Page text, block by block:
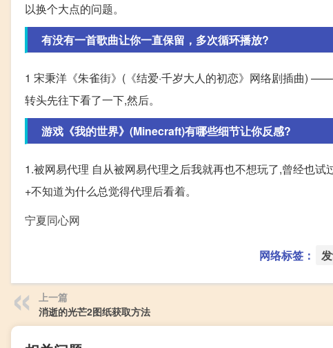
以换个大点的问题。
有没有一首歌曲让你一直保留，多次循环播放?
1 宋秉洋《朱雀街》(《结爱·千岁大人的初恋》网络剧插曲)
转头先往下看了一下,然后。
游戏《我的世界》(Minecraft)有哪些细节让你反感?
1.被网易代理 自从被网易代理之后我就再也不想玩了,曾经也
+不知道为什么总觉得代理后看着。
宁夏同心网
网络标签：
上一篇
消逝的光芒2图纸获取方法